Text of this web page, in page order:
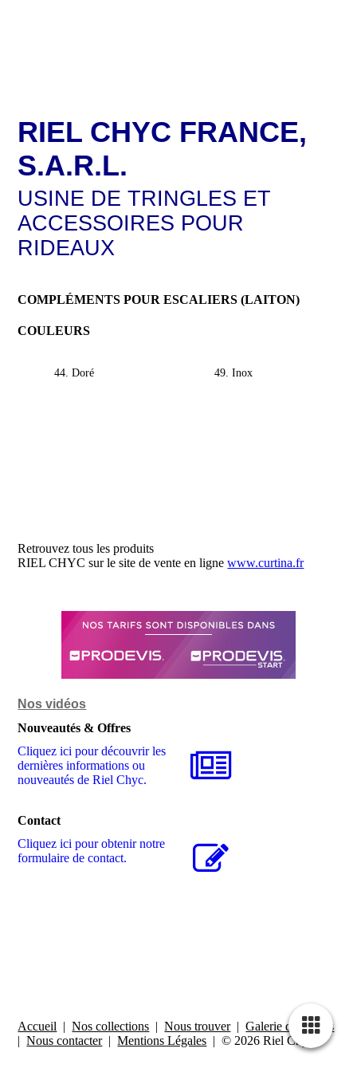
RIEL CHYC FRANCE,
S.A.R.L.
USINE DE TRINGLES ET
ACCESSOIRES POUR
RIDEAUX
COMPLÉMENTS POUR ESCALIERS (LAITON)
COULEURS
44. Doré 49. Inox
Retrouvez tous les produits
RIEL CHYC sur le site de vente en lignewww.curtina.fr
Nos vidéos
Nouveautés & Offres
Cliquez ici pour découvrir les
dernières informations ou
nouveautés de Riel Chyc.
Contact
Cliquez ici pour obtenir notre
formulaire de contact.
Accueil |Nos collections |Nous trouver|Galerie de photos
|Nous contacter|Mentions Légales | © 2026 Riel Chyc